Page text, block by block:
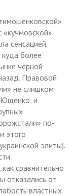
сенсацией.
куда более
черной
Правовой
не слишком
Ющенко, и
по-
этого
элиты).
сравнительно
отказались от
властных